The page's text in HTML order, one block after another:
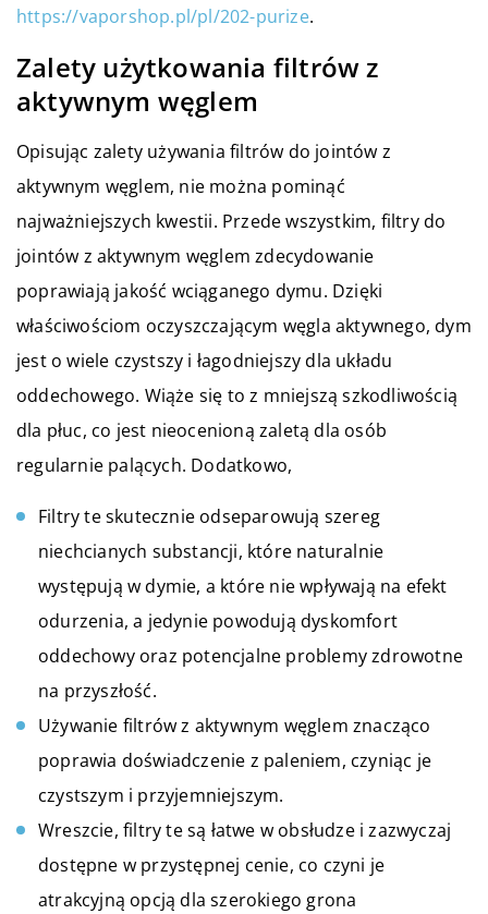
https://vaporshop.pl/pl/202-purize.
Zalety użytkowania filtrów z
aktywnym węglem
Opisując zalety używania filtrów do jointów z
aktywnym węglem, nie można pominąć
najważniejszych kwestii. Przede wszystkim, filtry do
jointów z aktywnym węglem zdecydowanie
poprawiają jakość wciąganego dymu. Dzięki
właściwościom oczyszczającym węgla aktywnego, dym
jest o wiele czystszy i łagodniejszy dla układu
oddechowego. Wiąże się to z mniejszą szkodliwością
dla płuc, co jest nieocenioną zaletą dla osób
regularnie palących. Dodatkowo,
Filtry te skutecznie odseparowują szereg
niechcianych substancji, które naturalnie
występują w dymie, a które nie wpływają na efekt
odurzenia, a jedynie powodują dyskomfort
oddechowy oraz potencjalne problemy zdrowotne
na przyszłość.
Używanie filtrów z aktywnym węglem znacząco
poprawia doświadczenie z paleniem, czyniąc je
czystszym i przyjemniejszym.
Wreszcie, filtry te są łatwe w obsłudze i zazwyczaj
dostępne w przystępnej cenie, co czyni je
atrakcyjną opcją dla szerokiego grona